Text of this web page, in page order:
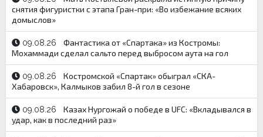
снятия фигуристки с этапа Гран-при: «Во избежание всяких
домыслов»
09.08.26
Фантастика от «Спартака» из Костромы:
Мохаммади сделал сальто перед выбросом аута на гол
09.08.26
Костромской «Спартак» обыграл «СКА-
Хабаровск», Калмыков забил 8-й гол в сезоне
09.08.26
Казах Нургожай о победе в UFC: «Вкладывался в
удар, как в последний раз»